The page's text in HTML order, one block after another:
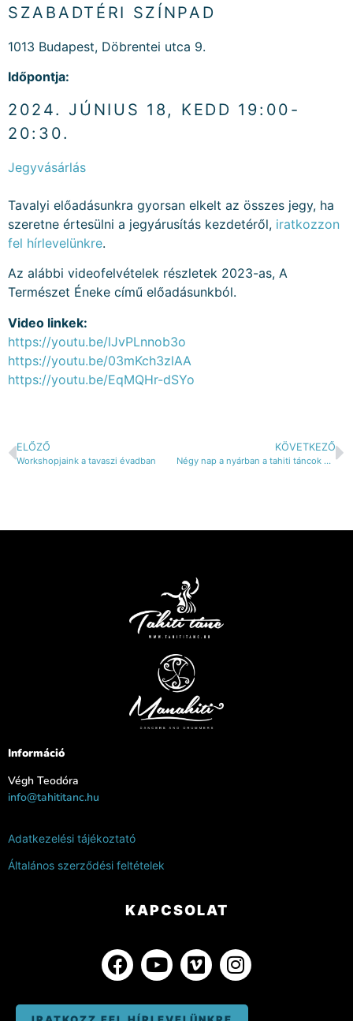
SZABADTÉRI SZÍNPAD
1013 Budapest, Döbrentei utca 9.
Időpontja:
2024. JÚNIUS 18, KEDD 19:00-
20:30.
Jegyvásárlás
Tavalyi előadásunkra gyorsan elkelt az összes jegy, ha
szeretne értesülni a jegyárusítás kezdetéről, iratkozzon
fel hírlevelünkre.
Az alábbi videofelvételek részletek 2023-as, A
Természet Éneke című előadásunkból.
Video linkek:
https://youtu.be/lJvPLnnob3o
https://youtu.be/03mKch3zlAA
https://youtu.be/EqMQHr-dSYo
ELŐZŐ
Workshopjaink a tavaszi évadban
KÖVETKEZŐ
Négy nap a nyárban a tahiti táncok és ritmusok jegyében.
Információ
Végh Teodóra
info@tahititanc.hu
Adatkezelési tájékoztató
Általános szerződési feltételek
KAPCSOLAT